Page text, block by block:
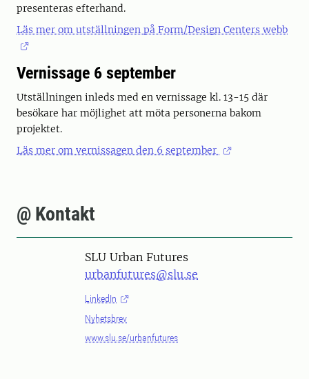
presenteras efterhand.
Läs mer om utställningen på Form/Design Centers webb
Vernissage 6 september
Utställningen inleds med en vernissage kl. 13-15 där
besökare har möjlighet att möta personerna bakom
projektet.
Läs mer om vernissagen den 6 september
@ Kontakt
SLU Urban Futures
urbanfutures@slu.se
LinkedIn
Nyhetsbrev
www.slu.se/urbanfutures